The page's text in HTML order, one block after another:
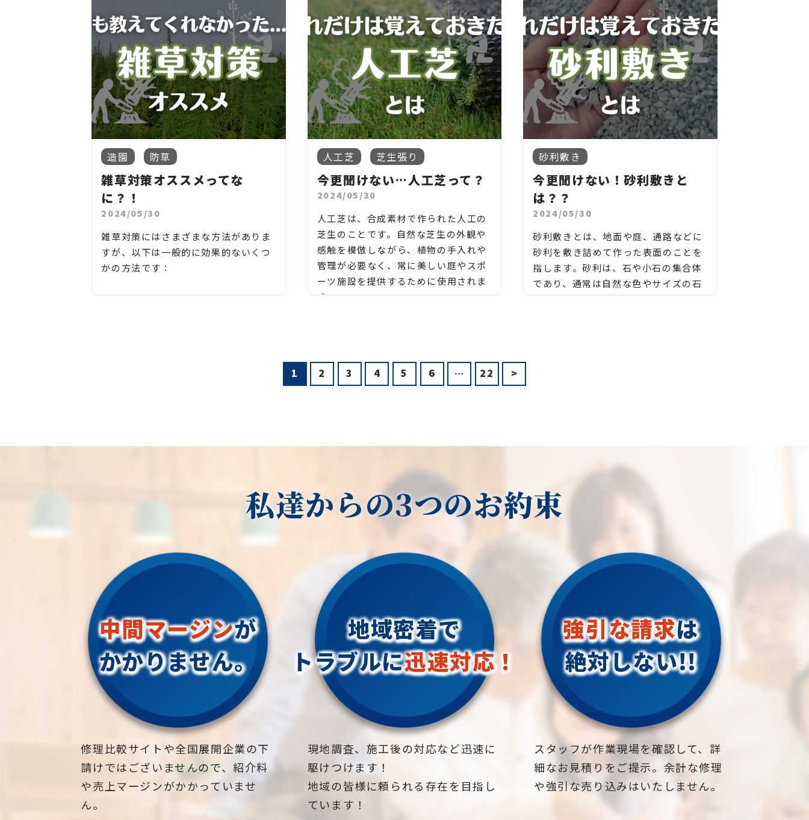
造園 防草
雑草対策オススメってな
に？！
2024/05/30
雑草対策にはさまざまな方法がありま
すが、以下は一般的に効果的ないくつ
かの方法です：
マルチチップや木質チップの敷き詰め:
地面にマルチチップや木質チップを敷
き詰めることで、雑草の成長を抑制す
ることができます。これらの素材は通
気性があり、雑草の成長を阻害すると
ともに、庭や畑に美しい表面を提供し
ます。
手作業による雑草の抜き取り:
手で雑草を引き抜くことは、効果的か
つ持続可能な雑草対策の方法です。特
に小さな庭や花壇などのエリアで効果
的ですが、定期的な手入れが必要で
適切な植栽と密植:
植物を適切に配置し、密集させること
木村、松川村、山形村、朝日村、木
地域密着で伐採・抜根・剪定・草刈り
などのお庭のこと、造園・植木屋をお
探しなら当社にご相談ください！
当社では造園工事はもちろんのこと、
外構工事やエクステリア工事まで自社
で一気通貫で行っております。
見積もりは無料ですので、お庭のこと
なら当社にお気軽にご連絡ください！
お庭や木に関するお悩みに全力でご対
応させて頂きます！
企業様や、施設様、マンション、アパ
ートなどの庭木、高木、植栽の年間管
理なども対応しておりますので、
お気軽にお問い合わせください！
松、スギ、クスノキ、くろがねもち、
もみの木、どんぐりの木、竹、柿の
木、オリーブ、もみじ、柿の木、金木
人工芝 芝生張り
今更聞けない…人工芝って？
2024/05/30
人工芝は、合成素材で作られた人工の
芝生のことです。自然な芝生の外観や
感触を模倣しながら、植物の手入れや
管理が必要なく、常に美しい庭やスポ
ーツ施設を提供するために使用されま
す。
低メンテナンス:
人工芝は耐久性が高く、長期間にわた
って美しい外観を保ちます。耐候性が
あり、日光や雨水にさらされても劣化
一貫した外観:
人工芝は一貫した色や質感を持ち、季
節や天候の変化に影響されず、常に美
しい外観を保ちます。また、人工的な
素材で作られているため、雑草の成長
や不均一な色の問題もありません。
多目的利用:
人工芝はさまざまな用途に適していま
す。庭やプライベートな空間の装飾に
加えて、スポーツフィールドやゴルフ
場、屋上庭園など、さまざまな場所で
利用されます。
水の節約:
人工芝は散水が不要であるため、水の
池田町、筑北村、生坂村、麻績村、青
木村、松川村、山形村、朝日村、木
祖】長野県長野市
地域密着で伐採・抜根・剪定・草刈り
当社では造園工事はもちろんのこと、
外構工事やエクステリア工事まで自社
で一気通貫で行っております。
見積もりは無料ですので、お庭のこと
なら当社にお気軽にご連絡ください！
お庭や木に関するお悩みに全力でご対
応させて頂きます！
企業様や、施設様、マンション、アパ
ートなどの庭木、高木、植栽の年間管
理なども対応しておりますので、
お気軽にお問い合わせください！
松、スギ、クスノキ、くろがねもち、
もみの木、どんぐりの木、竹、柿の
木、オリーブ、もみじ、柿の木、金木
犀、アカシア、シダレエゴノキ、コニ
ファー、梅、かしの木、ブルーアイ
ス、クチナシ、ナンテン、クスノキ、
砂利敷き
今更聞けない！砂利敷きと
は？？
2024/05/30
砂利敷きとは、地面や庭、通路などに
砂利を敷き詰めて作った表面のことを
指します。砂利は、石や小石の集合体
であり、通常は自然な色やサイズの石
砂利敷きは、地面を覆うため、雑草の
生育を抑制します。砂利の間に雑草が
業が減少し、庭や通路の管理が容易に
なります。
美観:
砂利は自然な風合いがあり、庭や通路
に美しい景観を提供します。さまざま
な色やサイズの砂利を組み合わせるこ
とで、独自のデザインや模様を作り出
すこともできます。
耐久性:
砂利は耐久性があり、長期間にわたっ
て効果を発揮します。風や雨にさらさ
れても劣化しにくく、メンテナンスが
比較的簡単です。
長和町、立科町、御代田町、辰野町、
木村、松川村、山形村、朝日村、木
祖】長野県長野市
などのお庭のこと、造園・植木屋をお
探しなら当社にご相談ください！
当社では造園工事はもちろんのこと、
外構工事やエクステリア工事まで自社
で一気通貫で行っております。
見積もりは無料ですので、お庭のこと
なら当社にお気軽にご連絡ください！
お庭や木に関するお悩みに全力でご対
応させて頂きます！
企業様や、施設様、マンション、アパ
ートなどの庭木、高木、植栽の年間管
理なども対応しておりますので、
お気軽にお問い合わせください！
松、スギ、クスノキ、くろがねもち、
もみの木、どんぐりの木、竹、柿の
木、オリーブ、もみじ、柿の木、金木
1 2 3 4 5 6 … 22 >
私達からの3つのお約束
中間マージンが
かかりません。
修理比較サイトや全国展開企業の下
請けではございませんので、紹介料
や売上マージンがかかっていませ
ん。
地域密着で
トラブルに迅速対応！
現地調査、施工後の対応など迅速に
駆けつけます！
地域の皆様に頼られる存在を目指し
ています！
強引な請求は
絶対しない!!
スタッフが作業現場を確認して、詳
細なお見積りをご提示。余計な修理
や強引な売り込みはいたしません。